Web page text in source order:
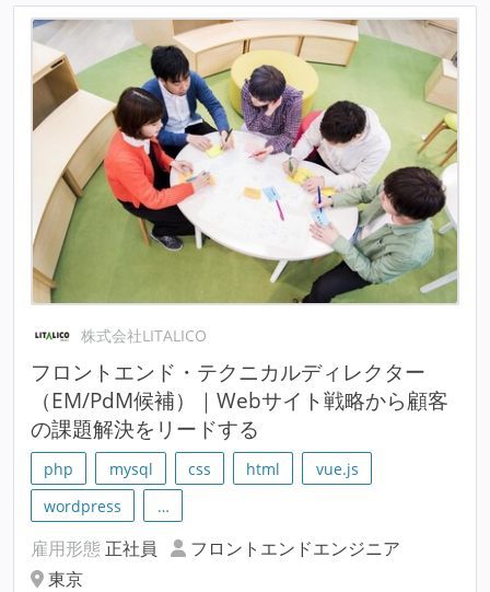
株式会社LITALICO
フロントエンド・テクニカルディレクター
（EM/PdM候補）｜Webサイト戦略から顧客
の課題解決をリードする
php mysql css html
vue.js
wordpress
…
雇用形態 正社員
フロントエンドエンジニア
東京